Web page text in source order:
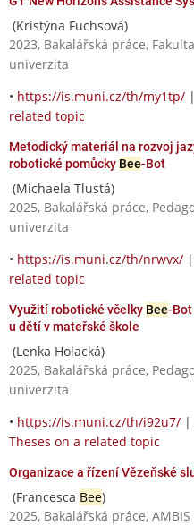
(Kristýna Fuchsová)
2023, Bakalářská práce,
univerzita
• https://is.muni.cz/th/my1tp/ |
related topic
Metodický materiál na rozvoj
robotické pomůcky Bee-Bot
(Michaela Tlustá)
2025, Bakalářská práce,
univerzita
• https://is.muni.cz/th/nrwvx/ |
related topic
Využití robotické včelky Bee-
u dětí v mateřské škole
(Lenka Holacká)
2025, Bakalářská práce,
univerzita
• https://is.muni.cz/th/i92u7/ |
Theses on a related topic
Organizace a řízení Vězeňské
(Francesca Bee)
2025, Bakalářská práce,